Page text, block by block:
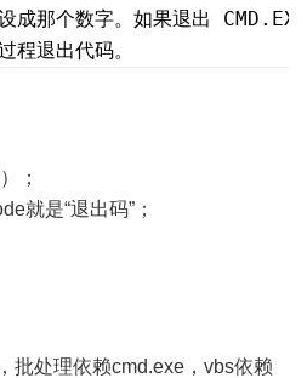
那个数字。如果退出 CMD.EXE
退出代码。
；
就是“退出码”；
批处理依赖cmd.exe，vbs依赖